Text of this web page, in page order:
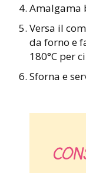
Amalgama
Versa il
da forno e
180°C per
Sforna e